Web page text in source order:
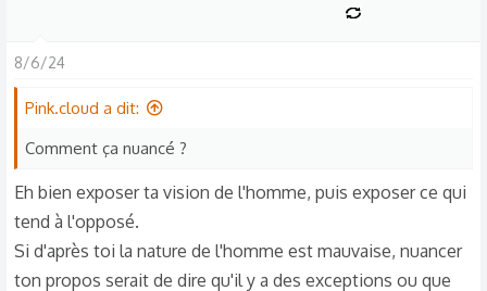
t
o
s
8/6/24
Pink.cloud a dit:
Comment ça nuancé ?
Eh bien exposer ta vision de l'homme, puis exposer ce qui
tend à l'opposé.
Si d'après toi la nature de l'homme est mauvaise, nuancer
ton propos serait de dire qu'il y a des exceptions ou que